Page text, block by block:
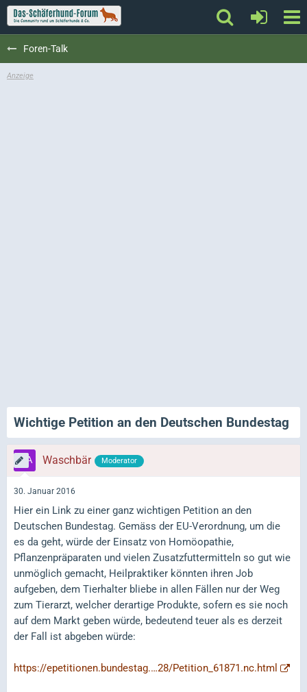
Foren-Talk
Wichtige Petition an den Deutschen Bundestag
Waschbär Moderator
30. Januar 2016
Hier ein Link zu einer ganz wichtigen Petition an den
Deutschen Bundestag. Gemäss der EU-Verordnung, um die
es da geht, würde der Einsatz von Homöopathie,
Pflanzenpräparaten und vielen Zusatzfuttermitteln so gut wie
unmöglich gemacht, Heilpraktiker könnten ihren Job
aufgeben, dem Tierhalter bliebe in allen Fällen nur der Weg
zum Tierarzt, welcher derartige Produkte, sofern es sie noch
auf dem Markt geben würde, bedeutend teuer als es derzeit
der Fall ist abgeben würde:
https://epetitionen.bundestag.…28/Petition_61871.nc.html